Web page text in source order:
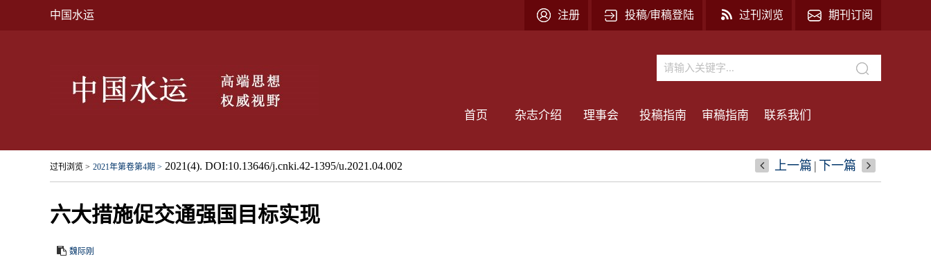
中国水运 期刊订阅
过刊浏览
投稿/审稿登陆
注册
首页 杂志介绍 理事会 投稿指南 审稿指南 联系我们
过刊浏览 > 2021年第卷第4期 > 2021(4). DOI:10.13646/j.cnki.42-1395/u.2021.04.002 上一篇 | 下一篇
六大措施促交通强国目标实现
魏际刚